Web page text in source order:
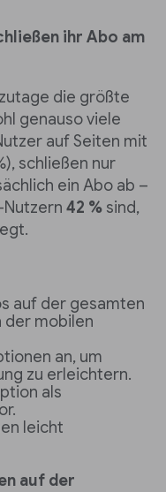
ihr Abo am
die größte
genauso viele
auf Seiten mit
schließen nur
ein Abo ab –
42 % sind,
auf der gesamten
der mobilen
an, um
zu erleichtern.
als
leicht
auf der